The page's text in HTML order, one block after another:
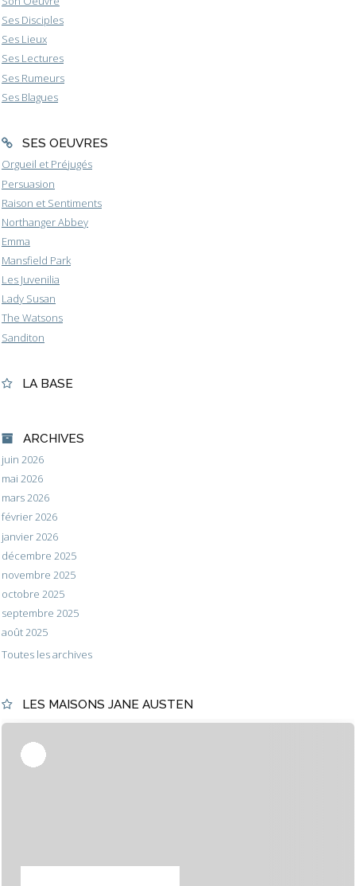
Ses Disciples
Ses Lieux
Ses Lectures
Ses Rumeurs
Ses Blagues
SES OEUVRES
Orgueil et Préjugés
Persuasion
Raison et Sentiments
Northanger Abbey
Emma
Mansfield Park
Les Juvenilia
Lady Susan
The Watsons
Sanditon
LA BASE
ARCHIVES
juin 2026
mai 2026
mars 2026
février 2026
janvier 2026
décembre 2025
novembre 2025
octobre 2025
septembre 2025
août 2025
Toutes les archives
LES MAISONS JANE AUSTEN